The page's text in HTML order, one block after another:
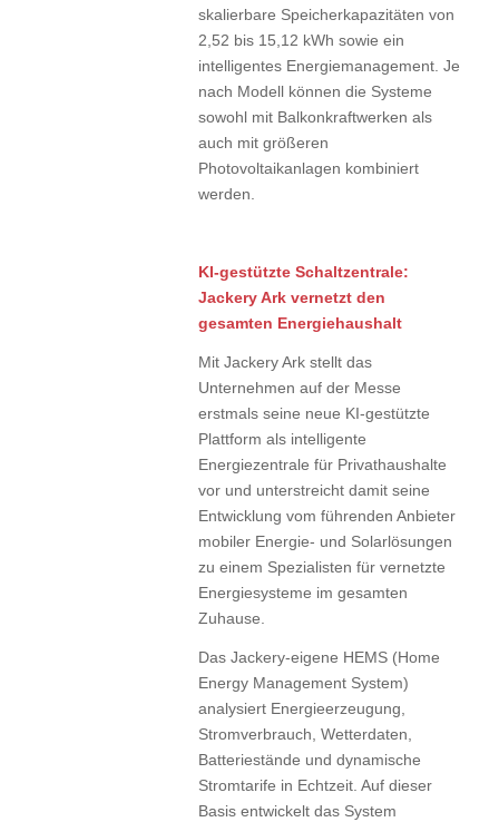
skalierbare Speicherkapazitäten von
2,52 bis 15,12 kWh sowie ein
intelligentes Energiemanagement. Je
nach Modell können die Systeme
sowohl mit Balkonkraftwerken als
auch mit größeren
Photovoltaikanlagen kombiniert
werden.
KI-gestützte Schaltzentrale:
Jackery Ark vernetzt den
gesamten Energiehaushalt
Mit Jackery Ark stellt das
Unternehmen auf der Messe
erstmals seine neue KI-gestützte
Plattform als intelligente
Energiezentrale für Privathaushalte
vor und unterstreicht damit seine
Entwicklung vom führenden Anbieter
mobiler Energie- und Solarlösungen
zu einem Spezialisten für vernetzte
Energiesysteme im gesamten
Zuhause.
Das Jackery-eigene HEMS (Home
Energy Management System)
analysiert Energieerzeugung,
Stromverbrauch, Wetterdaten,
Batteriestände und dynamische
Stromtarife in Echtzeit. Auf dieser
Basis entwickelt das System